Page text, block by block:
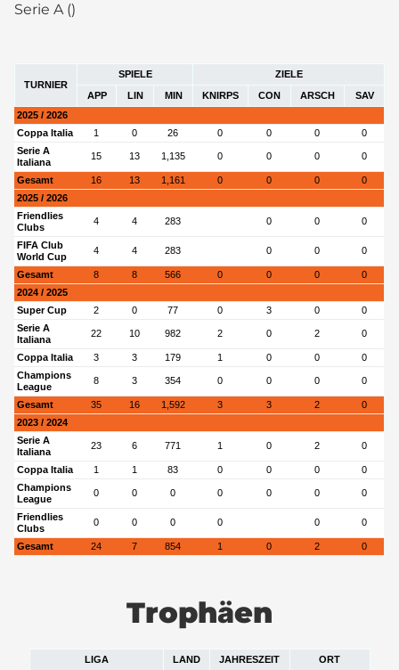
Serie A ()
TURNIER
SPIELE
ZIELE
APP
LIN MIN KNIRPS CON ARSCH
SAV
2025 / 2026
Coppa Italia
1 0 26 0 0 0
0
Serie A
Italiana
15 13 1,135 0 0 0 0
Gesamt 16 13 1,161 0 0 0
0
2025 / 2026
Friendlies
Clubs
4 4 283 0 0 0
FIFA Club
World Cup
4 4 283 0 0 0
Gesamt 8 8 566 0 0 0
0
2024 / 2025
Super Cup
2 0 77 0 3 0
0
Serie A
Italiana
22 10 982 2 0 2 0
Coppa Italia 3 3 179 1 0 0
0
Champions
League
8 3 354 0 0 0 0
Gesamt 35 16 1,592 3 3 2
0
2023 / 2024
Serie A
Italiana
23 6 771 1 0 2 0
Coppa Italia 1 1 83 0 0 0
0
Champions
League
0 0 0 0 0 0 0
Friendlies
Clubs
0 0 0 0 0 0
Gesamt 24 7 854 1 0 2 0
Trophäen
LIGA LAND JAHRESZEIT
ORT